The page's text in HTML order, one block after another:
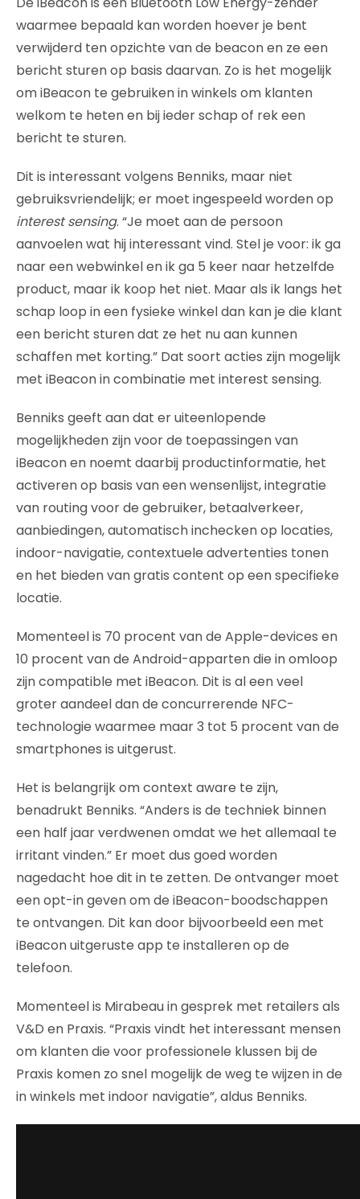
waarmee bepaald kan worden hoever je bent
verwijderd ten opzichte van de beacon en ze een
bericht sturen op basis daarvan. Zo is het mogelijk
om iBeacon te gebruiken in winkels om klanten
welkom te heten en bij ieder schap of rek een
bericht te sturen.
Dit is interessant volgens Benniks, maar niet
gebruiksvriendelijk; er moet ingespeeld worden op
interest sensing. “Je moet aan de persoon
aanvoelen wat hij interessant vind. Stel je voor: ik ga
naar een webwinkel en ik ga 5 keer naar hetzelfde
product, maar ik koop het niet. Maar als ik langs het
schap loop in een fysieke winkel dan kan je die klant
een bericht sturen dat ze het nu aan kunnen
schaffen met korting.” Dat soort acties zijn mogelijk
met iBeacon in combinatie met interest sensing.
Benniks geeft aan dat er uiteenlopende
mogelijkheden zijn voor de toepassingen van
iBeacon en noemt daarbij productinformatie, het
activeren op basis van een wensenlijst, integratie
van routing voor de gebruiker, betaalverkeer,
aanbiedingen, automatisch inchecken op locaties,
indoor-navigatie, contextuele advertenties tonen
en het bieden van gratis content op een specifieke
locatie.
Momenteel is 70 procent van de Apple-devices en
10 procent van de Android-apparten die in omloop
zijn compatible met iBeacon. Dit is al een veel
groter aandeel dan de concurrerende NFC-
technologie waarmee maar 3 tot 5 procent van de
smartphones is uitgerust.
Het is belangrijk om context aware te zijn,
benadrukt Benniks. “Anders is de techniek binnen
een half jaar verdwenen omdat we het allemaal te
irritant vinden.” Er moet dus goed worden
nagedacht hoe dit in te zetten. De ontvanger moet
een opt-in geven om de iBeacon-boodschappen
te ontvangen. Dit kan door bijvoorbeeld een met
iBeacon uitgeruste app te installeren op de
telefoon.
Momenteel is Mirabeau in gesprek met retailers als
V&D en Praxis. “Praxis vindt het interessant mensen
om klanten die voor professionele klussen bij de
Praxis komen zo snel mogelijk de weg te wijzen in de
in winkels met indoor navigatie”, aldus Benniks.